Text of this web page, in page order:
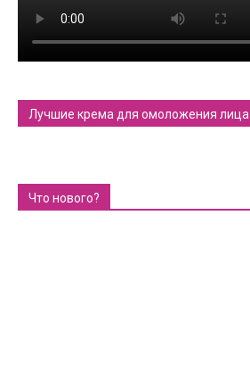
Лучшие крема для омоложения лица
Что нового?